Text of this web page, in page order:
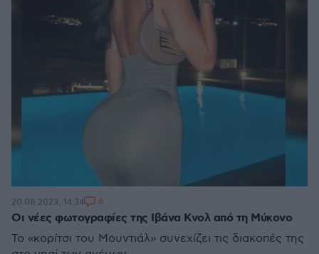
Οι νέες φωτογραφίες της Ιβάνα Κνολ από τη Μύκονο
Το «κορίτσι του Μουντιάλ» συνεχίζει τις διακοπές της
20.08.2023, 14:34 6